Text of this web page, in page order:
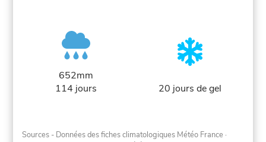
652mm
114 jours
20 jours de gel
Sources - Données des fiches climatologiques Météo France ·